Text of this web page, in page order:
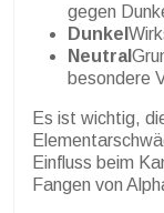
gegen
Dunkel
Neutral
besondere
Es ist wichtig,
Einfluss beim
Fangen von